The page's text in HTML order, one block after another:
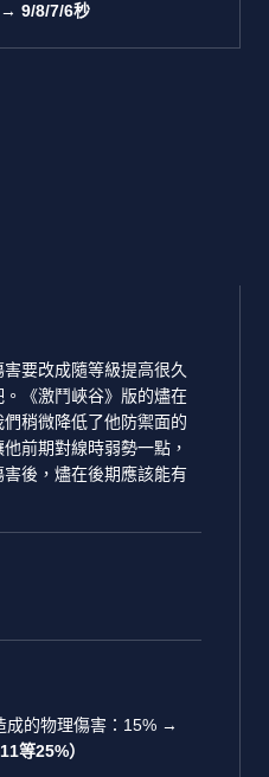
→ 9/8/7/6秒
要改成隨等級提高很久
《激鬥峽谷》版的燼在
稍微降低了他防禦面的
前期對線時弱勢一點，
後，燼在後期應該能有
成的物理傷害：15% →
等25%）